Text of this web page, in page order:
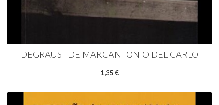
DEGRAUS | DE MARCANTONIO DEL CARLO
1,35 €